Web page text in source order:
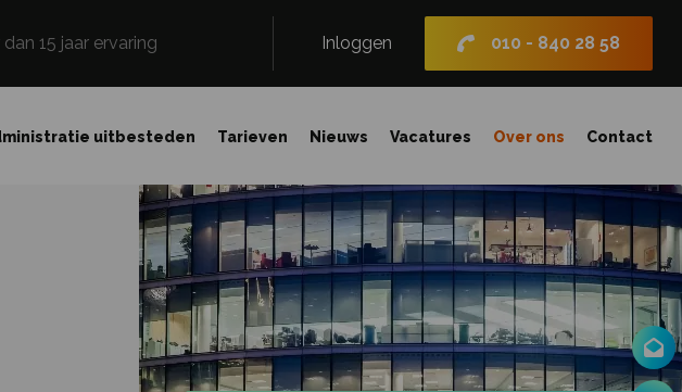
dan 15 jaar ervaring Inloggen 010 - 840 28 58
uitbesteden Tarieven Nieuws Vacatures Over ons Contact